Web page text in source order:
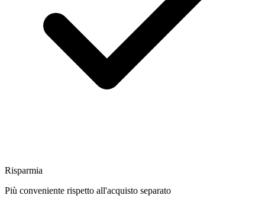
Risparmia
Più conveniente rispetto all'acquisto separato